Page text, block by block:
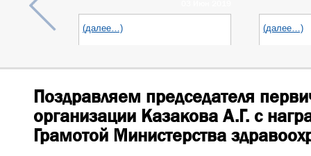
(далее…) (далее…)
Поздравляем председателя
организации Казакова А.Г. с
Грамотой Министерства